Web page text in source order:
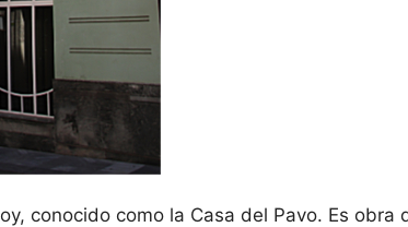
conocido como la Casa del Pavo. Es obra